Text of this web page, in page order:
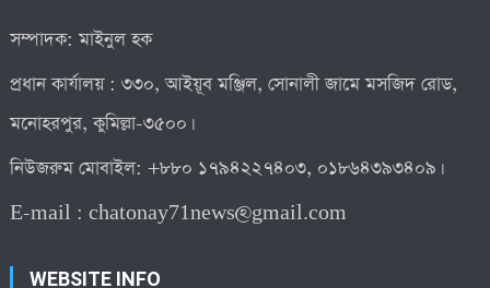
সম্পাদক: মাইনুল হক
প্রধান কার্যালয় : ৩৩০, আইয়ূব মঞ্জিল, সোনালী জামে মসজিদ রোড,
মনোহরপুর, কুমিল্লা-৩৫০০।
নিউজরুম মোবাইল: +৮৮০ ১৭৯৪২২৭৪০৩, ০১৮৬৪৩৯৩৪০৯।
E-mail :chatonay71news@gmail.com
WEBSITE INFO